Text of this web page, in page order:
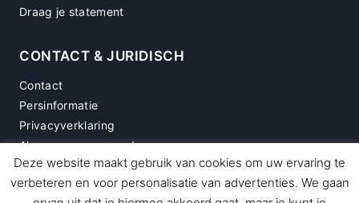
Draag je statement
CONTACT & JURIDISCH
Contact
Persinformatie
Privacyverklaring
Algemene voorwaarden
Disclaimer
Deze website maakt gebruik van cookies om uw ervaring te
verbeteren en voor personalisatie van advertenties. We gaan